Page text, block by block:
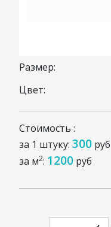
Размер:
Цвет:
Стоимость :
за 1 штуку: 300 руб
за м2: 1200 руб